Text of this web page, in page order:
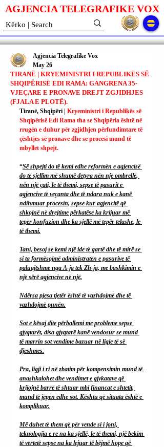
AGJENCIA TELEGRAFIKE VOX
TIRANË | KRYEMINISTRI I REPUBLIKËS SË
SHQIPËRISË EDI RAMA: GANGRENA 35-
VJEÇARE E PRONAVE DREJT ZGJIDHJES
(FJALA E PLOTË).
Agjencia Telegrafike Vox
May 26
Tiranë, Shqipëri | Kryeministri i Republikës së
Shqipërisë Edi Rama tha se Shqipëria është në
rrugën e duhur për zgjidhjen përfundimtare të
çështjes së pronave dhe se procesi mund të
mbyllet shpejt.
“Së shpejti do të kemi edhe reformën e agjencisë
do të sjellim më shumë detyra nën një ombrellë,
nën një çati, le të themi, sepse të pasurit e
agjencive të veçanta dhe të ndara nuk e kanë
ndihmuar procesin, sepse kur agjencitë që
shkojnë në drejtime përkatëse ka krijuar më
tepër konfuzion dhe ka sjellë më tepër telashe, le
të themi.
Tani, besoj se kemi një ide të qartë dhe të mirë se
si ta formësojmë administratën e pasurive të
paluajtshme nga A-ja tek Zh-ja, me bashkimin e
një sërë agjencive në një.
Ndërsa pjesa tjetër është të vazhdojmë dhe të
vazhdojmë punën.
Sot e kësaj dite përballemi me probleme sepse
gjyqtarët, disa gjyqtarë kanë vendosur se mund
të marrin sot vendime bazuar në ligje të së
djeshmes.
Pra, ligji i ri në zbatim për kompensimin mund të
anashkalohet dhe vendimet e gjykatave që
krijojnë barrë të shtuar mbi financat e shtetit,
mund të jepen edhe sot. Kështu që situata është e
komplikuar.
Më duhet të them që për vende si i joni,
teknologjia e re na ka sjellë, le të themi, një bekim
të vërtetë sepse na ka lejuar të bëjmë hope që